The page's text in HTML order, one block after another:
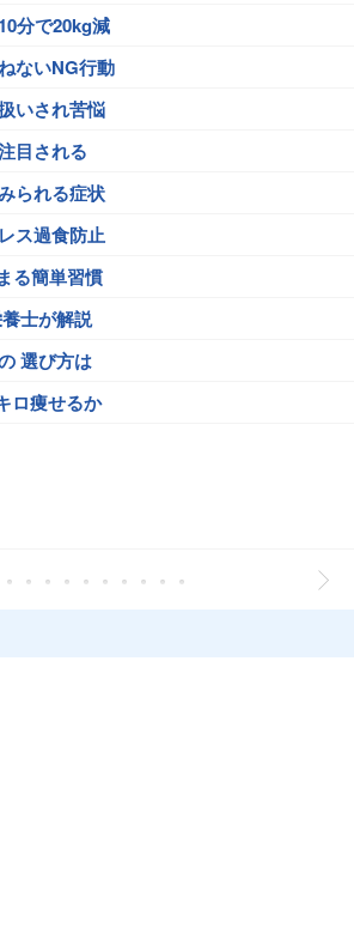
分で20kg減
ないNG行動
いされ苦悩
目される
られる症状
ス過食防止
る簡単習慣
士が解説
選び方は
ロ痩せるか